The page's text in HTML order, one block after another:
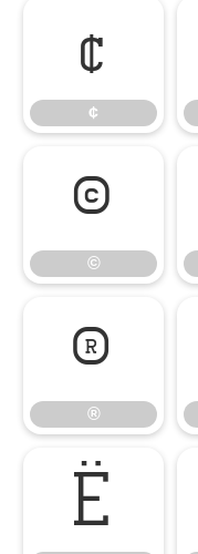
¢
¢
©
©
®
®
Ё